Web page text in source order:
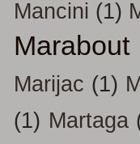
Mancini (1)
Marabout
Marijac (1)
(1) Martaga